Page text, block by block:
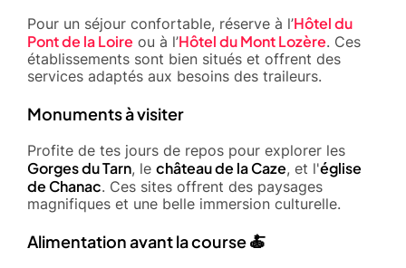
Pour un séjour confortable, réserve à l’Hôtel du
Pont de la Loire ou à l’Hôtel du Mont Lozère. Ces
établissements sont bien situés et offrent des
services adaptés aux besoins des traileurs.
Monuments à visiter
Profite de tes jours de repos pour explorer les
Gorges du Tarn, le château de la Caze, et l'église
de Chanac. Ces sites offrent des paysages
magnifiques et une belle immersion culturelle.
Alimentation avant la course 🍝